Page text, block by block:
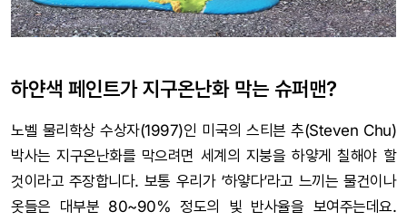
하얀색 페인트가 지구온난화 막는 슈퍼맨?
노벨 물리학상 수상자(1997)인 미국의 스티븐 추(Steven Chu)
박사는 지구온난화를 막으려면 세계의 지붕을 하얗게 칠해야 할
것이라고 주장합니다. 보통 우리가 ‘하얗다’라고 느끼는 물건이나
옷들은 대부분 80~90% 정도의 빛 반사율을 보여주는데요.